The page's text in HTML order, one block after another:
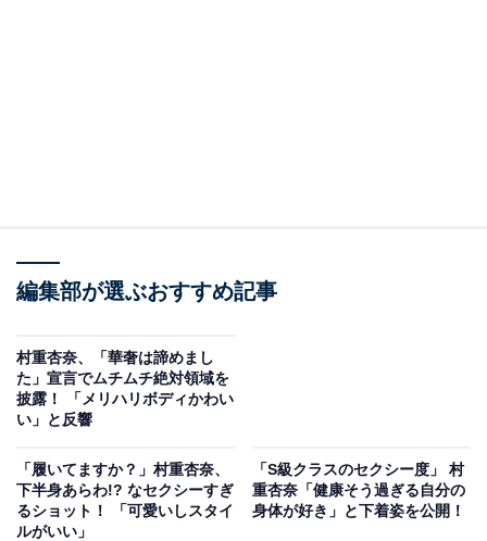
編集部が選ぶおすすめ記事
村重杏奈、「華奢は諦めまし
た」宣言でムチムチ絶対領域を
披露！ 「メリハリボディかわい
い」と反響
「履いてますか？」村重杏奈、
下半身あらわ!? なセクシーすぎ
るショット！ 「可愛いしスタイ
ルがいい」
「S級クラスのセクシー度」 村
重杏奈「健康そう過ぎる自分の
身体が好き」と下着姿を公開！